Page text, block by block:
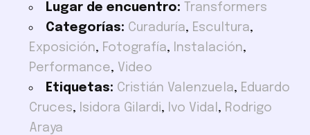
Lugar de encuentro:
Transformers
Categorías: Curaduría, Escultura,
Exposición, Fotografía, Instalación,
Performance, Video
Etiquetas: Cristián Valenzuela, Eduardo
Cruces, Isidora Gilardi, Ivo Vidal , Rodrigo
Araya